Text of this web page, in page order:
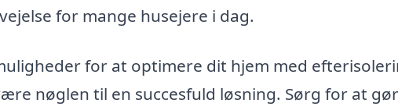
for mange husejere i dag.
for at optimere dit hjem med
nøglen til en succesfuld løsning. Sørg for at